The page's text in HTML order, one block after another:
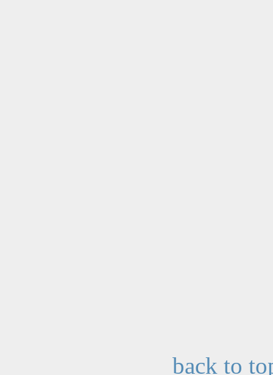
back to